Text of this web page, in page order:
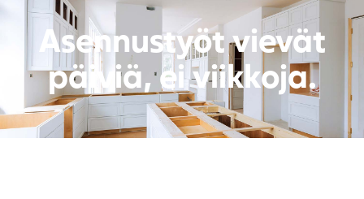
Asennustyöt vievät
päiviä, ei viikkoja.